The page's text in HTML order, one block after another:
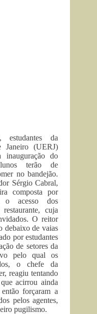
estudantes da
Janeiro (UERJ)
inauguração do
terão de
no bandejão.
Sérgio Cabral,
composta por
o acesso dos
cuja
O reitor
debaixo de vaias
por estudantes
de setores da
pelo qual os
o chefe da
reagiu tentando
acirrou ainda
forçaram a
pelos agentes,
pugilismo.